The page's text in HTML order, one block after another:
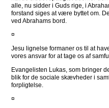
alle, nu sidder i Guds rige, i
forstand siges at være byttet om.
ved Abrahams bord.
¤
Jesu lignelse formaner os til at
vores ansvar for at tage os af
Evangelisten Lukas, som bringer
blik for de sociale skævheder i
forpligtelse.
¤